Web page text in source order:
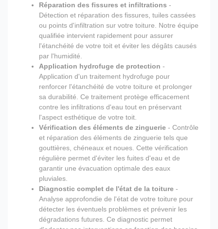
Réparation des fissures et infiltrations -
Détection et réparation des fissures, tuiles cassées
ou points d'infiltration sur votre toiture. Notre équipe
qualifiée intervient rapidement pour assurer
l'étanchéité de votre toit et éviter les dégâts causés
par l'humidité.
Application hydrofuge de protection -
Application d'un traitement hydrofuge pour
renforcer l'étanchéité de votre toiture et prolonger
sa durabilité. Ce traitement protège efficacement
contre les infiltrations d'eau tout en préservant
l'aspect esthétique de votre toit.
Vérification des éléments de zinguerie - Contrôle
et réparation des éléments de zinguerie tels que
gouttières, chéneaux et noues. Cette vérification
régulière permet d'éviter les fuites d'eau et de
garantir une évacuation optimale des eaux
pluviales.
Diagnostic complet de l'état de la toiture -
Analyse approfondie de l'état de votre toiture pour
détecter les éventuels problèmes et prévenir les
dégradations futures. Ce diagnostic permet